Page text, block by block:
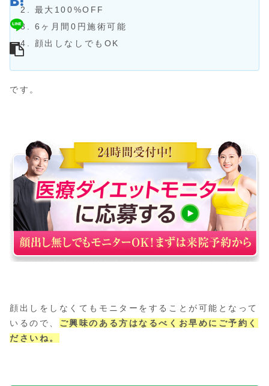
最大100%OFF
6ヶ月間0円施術可能
顔出しなしでもOK
です。
顔出しをしなくてもモニターをすることが可能となって
いるので、 ご興味のある方はなるべくお早めにご予約く
ださいね。